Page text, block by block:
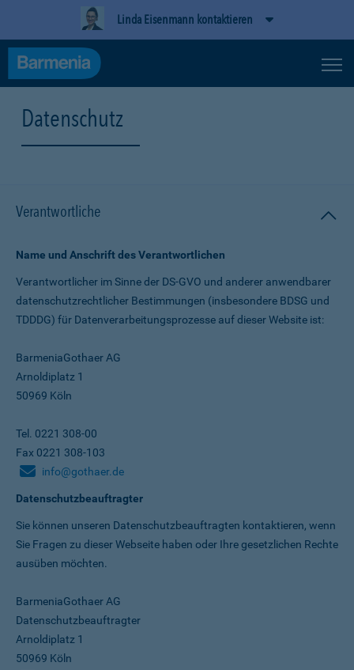
Linda Eisenmann kontaktieren
Datenschutz
Verantwortliche
Name und Anschrift des Verantwortlichen
Verantwortlicher im Sinne der DS-GVO und anderer anwendbarer
datenschutz­rechtlicher Bestimmungen (insbesondere BDSG und
TDDDG) für Daten­verarbeitungs­prozesse auf dieser Website ist:
BarmeniaGothaer AG
Arnoldiplatz 1
50969 Köln
Tel. 0221 308-00
Fax 0221 308-103
info@gothaer.de
Datenschutzbeauftragter
Sie können unseren Datenschutz­beauftragten kontaktieren, wenn
Sie Fragen zu dieser Webseite haben oder Ihre gesetzlichen Rechte
ausüben möchten.
BarmeniaGothaer AG
Datenschutzbeauftragter
Arnoldiplatz 1
50969 Köln